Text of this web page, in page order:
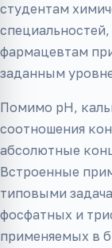
студентам
фармацевтам
заданным
Помимо pH,
соотношения
абсолютные
Встроенные
типовыми
фосфатных и
применяемых в